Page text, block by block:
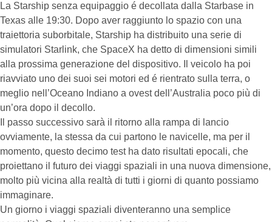
La Starship senza equipaggio é decollata dalla Starbase in
Texas alle 19:30. Dopo aver raggiunto lo spazio con una
traiettoria suborbitale, Starship ha distribuito una serie di
simulatori Starlink, che SpaceX ha detto di dimensioni simili
alla prossima generazione del dispositivo. Il veicolo ha poi
riavviato uno dei suoi sei motori ed é rientrato sulla terra, o
meglio nell’Oceano Indiano a ovest dell’Australia poco più di
un’ora dopo il decollo.
Il passo successivo sarà il ritorno alla rampa di lancio
ovviamente, la stessa da cui partono le navicelle, ma per il
momento, questo decimo test ha dato risultati epocali, che
proiettano il futuro dei viaggi spaziali in una nuova dimensione,
molto più vicina alla realtà di tutti i giorni di quanto possiamo
immaginare.
Un giorno i viaggi spaziali diventeranno una semplice